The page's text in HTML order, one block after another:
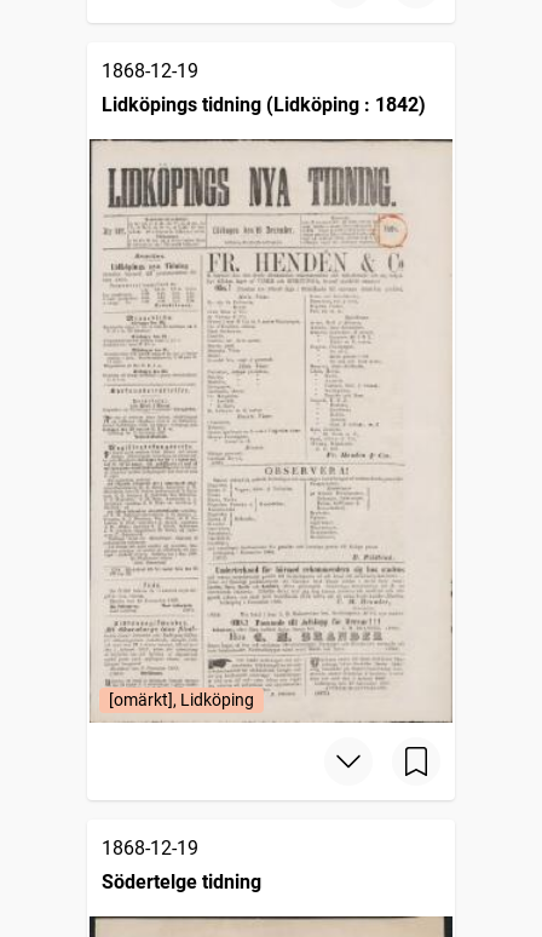
1868-12-19
Lidköpings tidning (Lidköping : 1842)
[omärkt], Lidköping
1868-12-19
Södertelge tidning